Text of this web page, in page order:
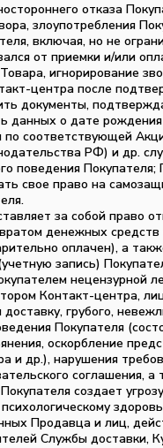
отказа
злоупотребления
включая, но не
от приемки и/или
игнорирование
центра после
документы,
данных о дате
по соответствующей
РФ) и др.
поведения
свое право на
за собой право
денежных средств
оплачен), а
запись)
нецензурной
Контакт-центра,
грубого,
Покупателя
оскорбление
и др.), нарушения
соглашения, а
создает
Продавца и лиц,
Службы доставки,